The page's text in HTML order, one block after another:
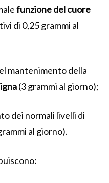
funzione del cuore
di 0,25 grammi al
mantenimento della
(3 grammi al giorno);
dei normali livelli di
al giorno).